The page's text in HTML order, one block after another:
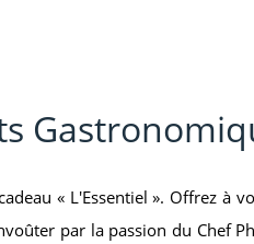
« L'Essentiel ». Offrez
par la passion du Chef